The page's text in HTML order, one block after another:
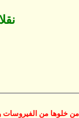
خلوها من